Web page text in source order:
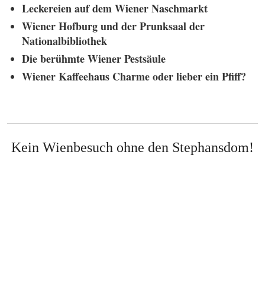
Leckereien auf dem Wiener Naschmarkt
Wiener Hofburg und der Prunksaal der
Nationalbibliothek
Die berühmte Wiener Pestsäule
Wiener Kaffeehaus Charme oder lieber ein Pfiff?
Kein Wienbesuch ohne den Stephansdom!